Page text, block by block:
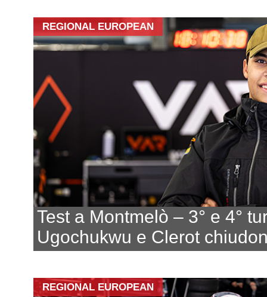
REGIONAL EUROPEAN
Test a Montmelò – 3° e 4°
Ugochukwu e Clerot
REGIONAL EUROPEAN